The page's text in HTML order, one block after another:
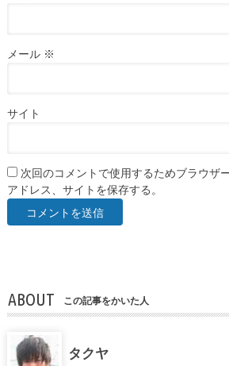
メール ※
サイト
次回のコメントで使用するためブラウザ
アドレス、サイトを保存する。
ABOUT この記事をかいた人
タクヤ